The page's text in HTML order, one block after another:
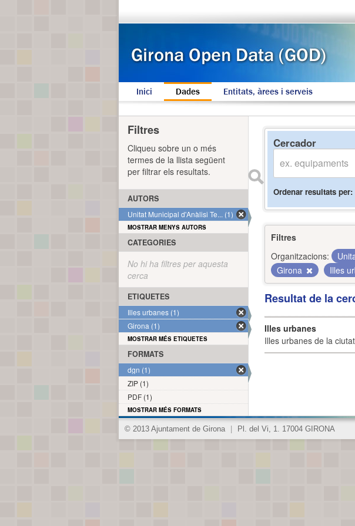
Inici Dades Entitats, àrees i serveis
Cercador
Ordenar resultats per
Filtres
Organitzacions:
Girona
Illes
Resultat de la
Illes urbanes
Illes urbanes de la
Filtres
Cliqueu sobre un o més
termes de la llista següent
per filtrar els resultats.
AUTORS
Unitat Municipal d'Anàlisi Te... (1)
MOSTRAR MENYS AUTORS
CATEGORIES
No hi ha filtres per aquesta
cerca
ETIQUETES
Illes urbanes (1)
Girona (1)
MOSTRAR MÉS ETIQUETES
FORMATS
dgn (1)
ZIP (1)
PDF (1)
MOSTRAR MÉS FORMATS
© 2013 Ajuntament de Girona Pl. del Vi, 1. 17004 GIRONA